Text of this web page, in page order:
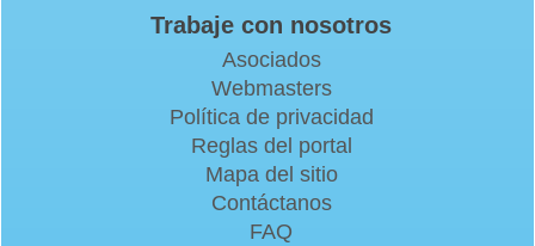
Trabaje con nosotros
Asociados
Webmasters
Política de privacidad
Reglas del portal
Mapa del sitio
Contáctanos
FAQ